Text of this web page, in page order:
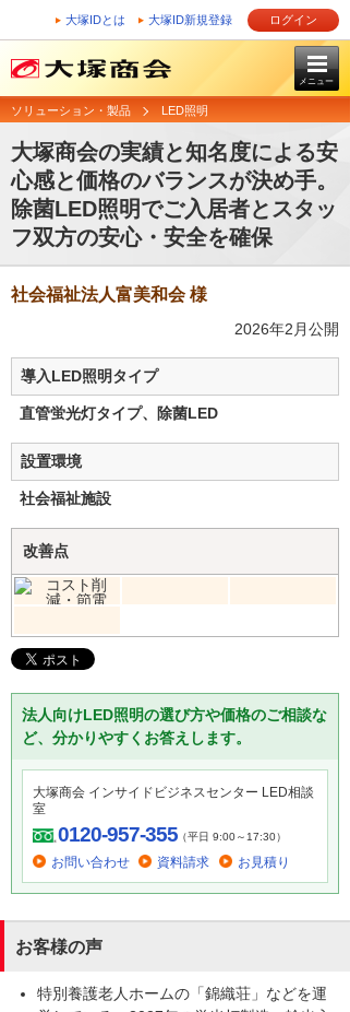
大塚IDとは 大塚ID新規登録 ログイン
メニュー
ソリューション・製品 LED照明
大塚商会の実績と知名度による安
心感と価格のバランスが決め手。
除菌LED照明でご入居者とスタッ
フ双方の安心・安全を確保
社会福祉法人富美和会 様
2026年2月公開
導入LED照明タイプ
直管蛍光灯タイプ、除菌LED
設置環境
社会福祉施設
改善点
法人向けLED照明の選び方や価格のご相談な
ど、分かりやすくお答えします。
大塚商会 インサイドビジネスセンター LED相談
室
0120-957-355（平日 9:00～17:30）
お問い合わせ 資料請求 お見積り
お客様の声
特別養護老人ホームの「錦織荘」などを運